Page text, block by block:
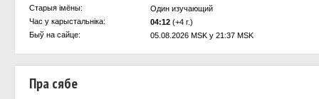
Старыя імёны:
Один изучающий
Час у карыстальнiка:
04:12 (+4 г.)
Быў на сайце:
05.08.2026 MSK у 21:37 MSK
Пра сябе